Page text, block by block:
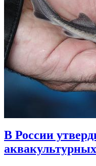
В России